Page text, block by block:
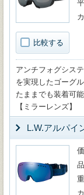
比較する
アンチフォグシス
を実現したゴーグ
たままでも装着可能
【ミラーレンズ】
L.W.アルパイ